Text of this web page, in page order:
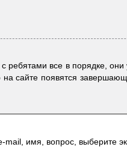
все в порядке, они
на сайте появятся
mail, имя, вопрос, выберите